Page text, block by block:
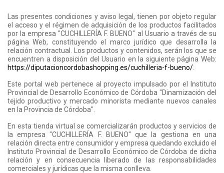
Las presentes condiciones y aviso legal, tienen por objeto regular
el acceso y el régimen de adquisición de los productos facilitados
por la empresa "CUCHILLERÍA F. BUENO" al Usuario a través de su
página Web, constituyendo el marco jurídico que desarrolla la
relación contractual. Los productos y contenidos, serán los que se
encuentren a disposición del Usuario en la siguiente página Web:
https://diputacioncordobashopping.es/cuchilleria-f-bueno/
Este portal web pertenece al proyecto impulsado por el Instituto
Provincial de Desarrollo Económico de Córdoba "Dinamización del
tejido productivo y mercado minorista mediante nuevos canales
en la Provincia de Córdoba".
En esta tienda virtual se comercializarán productos y servicios de
la empresa "CUCHILLERÍA F. BUENO" que la gestiona en una
relación directa entre consumidor y empresa quedando excluido el
Instituto Provincial de Desarrollo Económico de Córdoba de dicha
relación y en consecuencia liberado de las responsabilidades
comerciales y jurídicas que la misma conlleva.